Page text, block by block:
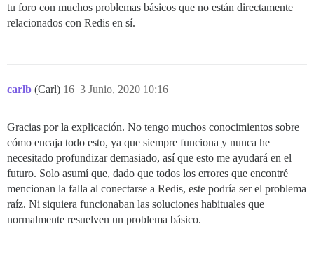
tu foro con muchos problemas básicos que no están directamente
relacionados con Redis en sí.
carlb (Carl) 3 Junio, 2020 10:16
16
Gracias por la explicación. No tengo muchos conocimientos sobre
cómo encaja todo esto, ya que siempre funciona y nunca he
necesitado profundizar demasiado, así que esto me ayudará en el
futuro. Solo asumí que, dado que todos los errores que encontré
mencionan la falla al conectarse a Redis, este podría ser el problema
raíz. Ni siquiera funcionaban las soluciones habituales que
normalmente resuelven un problema básico.